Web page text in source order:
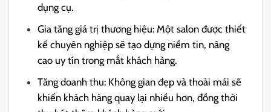
dụng cụ.
Gia tăng giá trị thương hiệu: Một salon được thiết
kế chuyên nghiệp sẽ tạo dựng niềm tin, nâng
cao uy tín trong mắt khách hàng.
Tăng doanh thu: Không gian đẹp và thoải mái sẽ
khiến khách hàng quay lại nhiều hơn, đồng thời